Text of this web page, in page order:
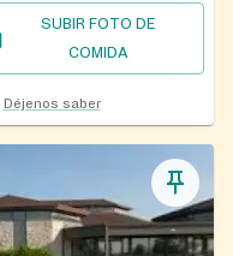
SUBIR FOTO DE
COMIDA
Déjenos saber